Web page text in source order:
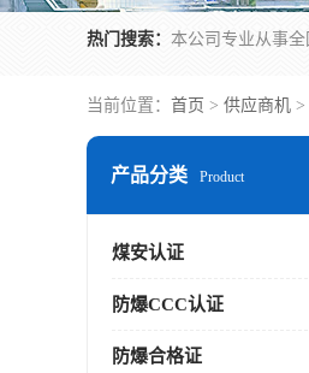
热门搜索：
当前位置： 首页 > 供应商机 >
产品分类 Product
煤安认证
防爆CCC认证
防爆合格证